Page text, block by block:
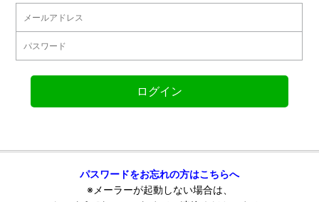
パスワードをお忘れの方はこちらへ
※メーラーが起動しない場合は、